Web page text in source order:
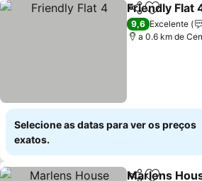
Partilhar
Friendly Flat
9,6 Excelente
a 0.6 km de
Selecione as datas para ver os preços
exatos.
Marlens